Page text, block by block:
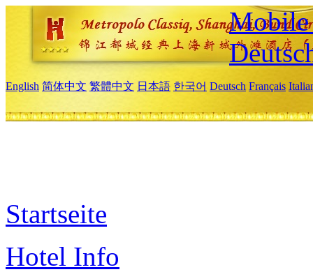
Mobile
English 简体中文 繁體中文 日本語 한국어 Deutsch Français
Startseite
Hotel Info